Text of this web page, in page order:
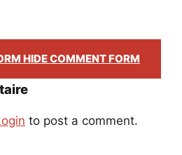
HIDE COMMENT FORM
to post a comment.